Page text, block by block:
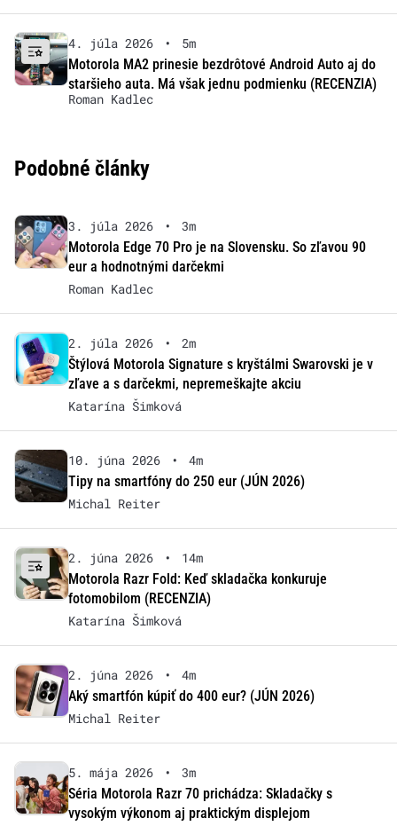
4. júla 2026 •
5m
Motorola MA2 prinesie bezdrôtové Android Auto aj do
staršieho auta. Má však jednu podmienku (RECENZIA)
Roman Kadlec
Podobné články
3. júla 2026 •
3m
Motorola Edge 70 Pro je na Slovensku. So zľavou 90
eur a hodnotnými darčekmi
Roman Kadlec
2. júla 2026 •
2m
Štýlová Motorola Signature s kryštálmi Swarovski je v
zľave a s darčekmi, nepremeškajte akciu
Katarína Šimková
10. júna 2026 •
4m
Tipy na smartfóny do 250 eur (JÚN 2026)
Michal Reiter
2. júna 2026 •
14m
Motorola Razr Fold: Keď skladačka konkuruje
fotomobilom (RECENZIA)
Katarína Šimková
2. júna 2026 •
4m
Aký smartfón kúpiť do 400 eur? (JÚN 2026)
Michal Reiter
5. mája 2026 •
3m
Séria Motorola Razr 70 prichádza: Skladačky s
vysokým výkonom aj praktickým displejom